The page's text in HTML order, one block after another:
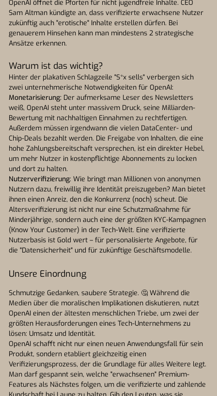
OpenAI öffnet die Pforten für nicht jugendfreie Inhalte. CEO
Sam Altman kündigte an, dass verifizierte erwachsene Nutzer
zukünftig auch "erotische" Inhalte erstellen dürfen. Bei
genauerem Hinsehen kann man mindestens 2 strategische
Ansätze erkennen.
Warum ist das wichtig?
Hinter der plakativen Schlagzeile "S*x sells" verbergen sich
zwei unternehmerische Notwendigkeiten für OpenAI:
Monetarisierung: Der aufmerksame Leser des Newsletters
weiß, OpenAI steht unter massivem Druck, seine Milliarden-
Bewertung mit nachhaltigen Einnahmen zu rechtfertigen.
Außerdem müssen irgendwann die vielen DataCenter- und
Chip-Deals bezahlt werden. Die Freigabe von Inhalten, die eine
hohe Zahlungsbereitschaft versprechen, ist ein direkter Hebel,
um mehr Nutzer in kostenpflichtige Abonnements zu locken
und dort zu halten.
Nutzerverifizierung: Wie bringt man Millionen von anonymen
Nutzern dazu, freiwillig ihre Identität preiszugeben? Man bietet
ihnen einen Anreiz, den die Konkurrenz (noch) scheut. Die
Altersverifizierung ist nicht nur eine Schutzmaßnahme für
Minderjährige, sondern auch eine der größten KYC-Kampagnen
(Know Your Customer) in der Tech-Welt. Eine verifizierte
Nutzerbasis ist Gold wert – für personalisierte Angebote, für
die "Datensicherheit" und für zukünftige Geschäftsmodelle.
Unsere Einordnung
Schmutzige Gedanken, saubere Strategie. 🤔 Während die
Medien über die moralischen Implikationen diskutieren, nutzt
OpenAI einen der ältesten menschlichen Triebe, um zwei der
größten Herausforderungen eines Tech-Unternehmens zu
lösen: Umsatz und Identität.
OpenAI schafft nicht nur einen neuen Anwendungsfall für sein
Produkt, sondern etabliert gleichzeitig einen
Verifizierungsprozess, der die Grundlage für alles Weitere legt.
Man darf gespannt sein, welche "erwachsenen" Premium-
Features als Nächstes folgen, um die verifizierte und zahlende